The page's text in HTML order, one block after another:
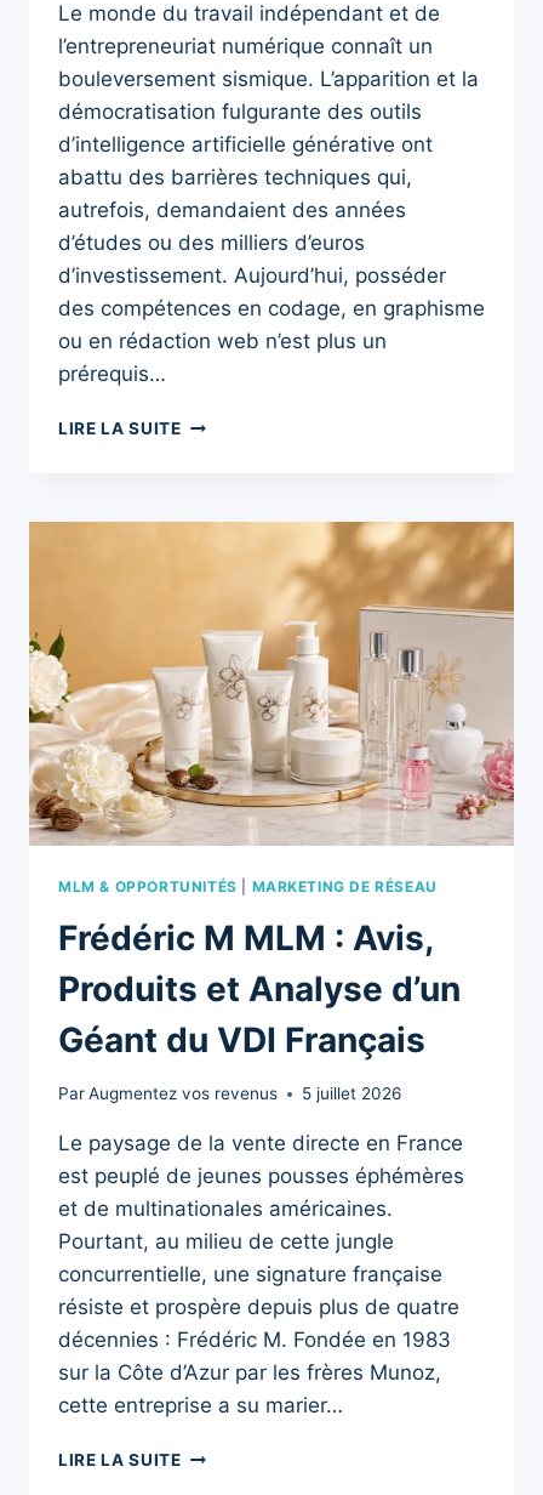
Le monde du travail indépendant et de
l’entrepreneuriat numérique connaît un
bouleversement sismique. L’apparition et la
démocratisation fulgurante des outils
d’intelligence artificielle générative ont
abattu des barrières techniques qui,
autrefois, demandaient des années
d’études ou des milliers d’euros
d’investissement. Aujourd’hui, posséder
des compétences en codage, en graphisme
ou en rédaction web n’est plus un
prérequis…
LIRE LA SUITECOMMENT
AVEC
BUSINESS
AUTOMATISÉS
MLM & OPPORTUNITÉS MARKETING DE RÉSEAU
Frédéric M MLM : Avis,
Produits et Analyse d’un
Géant du VDI Français
ParAugmentez vos revenus 5 juillet 2026
Le paysage de la vente directe en France
est peuplé de jeunes pousses éphémères
et de multinationales américaines.
Pourtant, au milieu de cette jungle
concurrentielle, une signature française
résiste et prospère depuis plus de quatre
décennies : Frédéric M. Fondée en 1983
sur la Côte d’Azur par les frères Munoz,
cette entreprise a su marier…
LIRE LA SUITEFRÉDÉRIC